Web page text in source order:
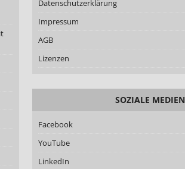
Datenschutzerklärung
Impressum
AGB
Lizenzen
SOZIALE MEDIEN
Facebook
YouTube
LinkedIn